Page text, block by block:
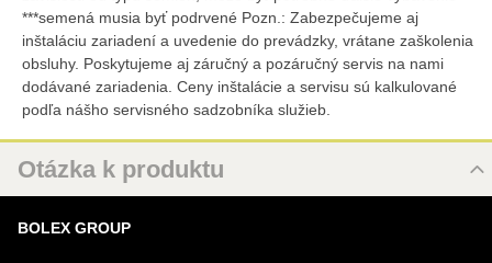
***semená musia byť podrvené Pozn.: Zabezpečujeme aj
inštaláciu zariadení a uvedenie do prevádzky, vrátane zaškolenia
obsluhy. Poskytujeme aj záručný a pozáručný servis na nami
dodávané zariadenia. Ceny inštalácie a servisu sú kalkulované
podľa nášho servisného sadzobníka služieb.
Otázka k produktu
MENO
BOLEX GROUP